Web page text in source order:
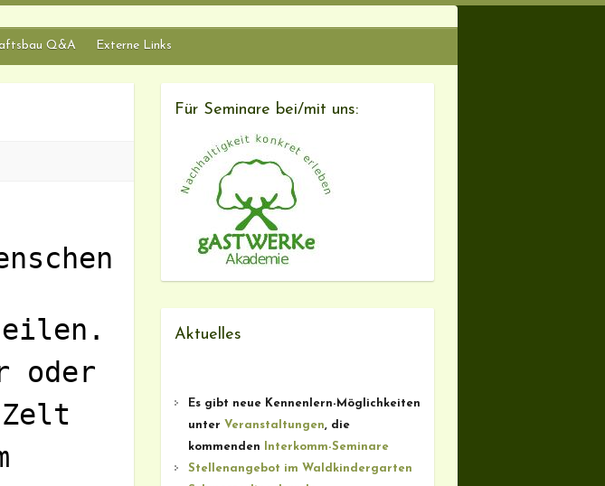
Q&A Externe Links
oder
Für Seminare bei/mit uns:
Aktuelles
Es gibt neue Kennenlern-Möglichkeiten
unter Veranstaltungen, die
kommenden
Interkomm-Seminare
Stellenangebot im Waldkindergarten